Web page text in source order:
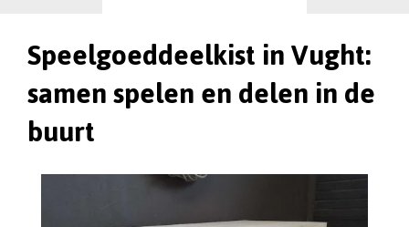
Speelgoeddeelkist in Vught:
samen spelen en delen in de
buurt